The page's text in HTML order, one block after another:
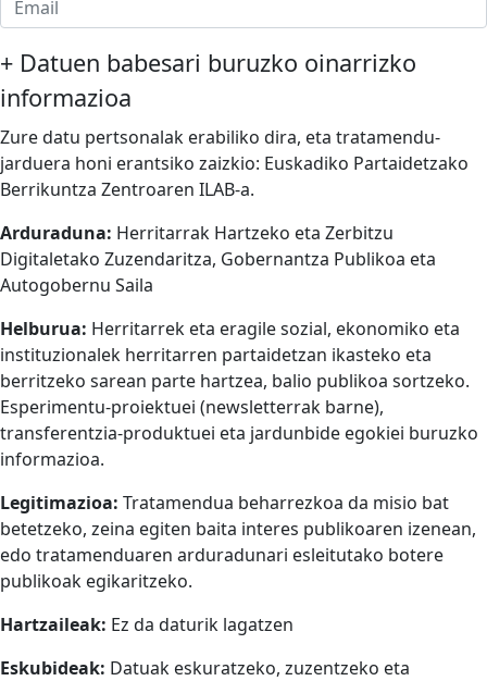
+ Datuen babesari buruzko oinarrizko
informazioa
Zure datu pertsonalak erabiliko dira, eta tratamendu-
jarduera honi erantsiko zaizkio: Euskadiko Partaidetzako
Berrikuntza Zentroaren ILAB-a.
Arduraduna: Herritarrak Hartzeko eta Zerbitzu
Digitaletako Zuzendaritza, Gobernantza Publikoa eta
Autogobernu Saila
Helburua: Herritarrek eta eragile sozial, ekonomiko eta
instituzionalek herritarren partaidetzan ikasteko eta
berritzeko sarean parte hartzea, balio publikoa sortzeko.
Esperimentu-proiektuei (newsletterrak barne),
transferentzia-produktuei eta jardunbide egokiei buruzko
informazioa.
Legitimazioa: Tratamendua beharrezkoa da misio bat
betetzeko, zeina egiten baita interes publikoaren izenean,
edo tratamenduaren arduradunari esleitutako botere
publikoak egikaritzeko.
Hartzaileak: Ez da daturik lagatzen
Eskubideak: Datuak eskuratzeko, zuzentzeko eta